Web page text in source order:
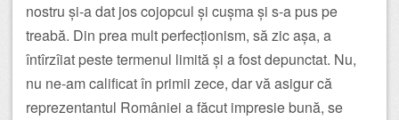
nostru și-a dat jos cojopcul și cușma și s-a pus pe
treabă. Din prea mult perfecționism, să zic așa, a
întîrzîiat peste termenul limită și a fost depunctat. Nu,
nu ne-am calificat în primii zece, dar vă asigur că
reprezentantul României a făcut impresie bună, se